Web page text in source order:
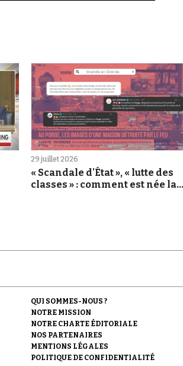
29 juillet 2026
« Scandale d'État », « lutte des
classes » : comment est née la
QUI SOMMES-NOUS ?
NOTRE MISSION
NOTRE CHARTE ÉDITORIALE
NOS PARTENAIRES
MENTIONS LÉGALES
POLITIQUE DE CONFIDENTIALITÉ